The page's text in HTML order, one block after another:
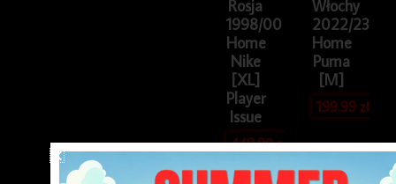
Rosja
1998/00
Home
Nike
[XL]
Player
Issue
449.99zł
Włochy
2022/23
Home
Puma
[M]
199.99zł